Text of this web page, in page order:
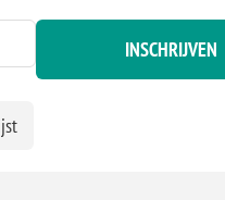
INSCHRIJVEN